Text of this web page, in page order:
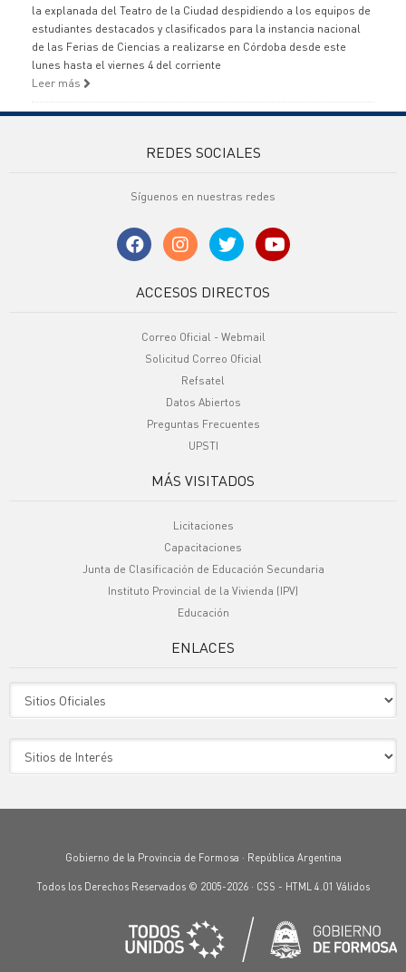
la explanada del Teatro de la Ciudad despidiendo a los equipos de
estudiantes destacados y clasificados para la instancia nacional
de las Ferias de Ciencias a realizarse en Córdoba desde este
lunes hasta el viernes 4 del corriente
Leer más
REDES SOCIALES
Síguenos en nuestras redes
ACCESOS DIRECTOS
Correo Oficial - Webmail
Solicitud Correo Oficial
Refsatel
Datos Abiertos
Preguntas Frecuentes
UPSTI
MÁS VISITADOS
Licitaciones
Capacitaciones
Junta de Clasificación de Educación Secundaria
Instituto Provincial de la Vivienda (IPV)
Educación
ENLACES
Gobierno de la Provincia de Formosa · República Argentina
Todos los Derechos Reservados © 2005-2026 · CSS - HTML 4.01 Válidos